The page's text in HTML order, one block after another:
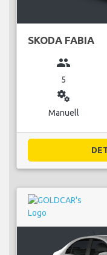
SKODA FABIA
group
5
miscellaneous_services
Manuell